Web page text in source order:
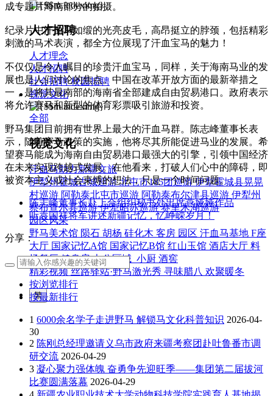
人才招聘
人才理念
人才招聘
社会招聘 校园招聘
视觉文化
全部
视觉文化
汗血马助力新疆文旅
伊犁州霍城古城巡游 北屯市185团巡游 伊犁霍城县晃晃
村巡游 阿勒泰北屯市巡游 阿勒泰布尔津县巡游 伊犁州
察布查尔县巡游 伊犁昭苏巡游 赛里木湖巡游
园区风采
野马美术馆 陨石 胡杨 硅化木 客房 园区 汗血马基地 F座
大厅 国家记忆A馆 国家记忆B馆 红山玉馆 酒店大厅 料
场餐厅 健身房 办公区域 小厨 酒窖
精彩视频 丝路驿站·野马激光秀 寻味腊八 欢聚暖冬
繁
成专题片海南部分的拍摄。
纪录片中汗血马如缎的光亮皮毛，高昂挺立的脖颈，包括精彩
刺激的马术表演，都全方位展现了汗血宝马的魅力！
不仅仅是令人瞩目的珍贵汗血宝马，同样，关于海南马业的发
展也是人们讨论的焦点。中国在改革开放方面的最新举措之
一，是将其最南部的海南省全部建成自由贸易港口。政府表示
将允许赛马和新型的体育彩票吸引旅游和投资。
野马集团目前拥有世界上最大的汗血马群。陈志峰董事长表
示，随着赛马政策的实施，他将尽其所能促进马业的发展。希
望赛马能成为海南自由贸易港口最强大的引擎，引领中国经济
在未来实现跨越式发展。在他看来，打破人们心中的障碍，即
被资本主义或社会束缚的想法，只是一个时间问题。
陈志峰董事长赴上合组织秘书处出席燕娅娅作品
听袁国祥将军讲述新疆记忆，忆峥嵘岁月！
分享：
按浏览排行
按最新排行
1 6000余名学子走进野马 解锁马文化科普知识 2026-04-
30
2 陈刚总经理邀请义乌市政府来疆考察团赴吐鲁番市调
研交流 2026-04-29
3 凝心聚力强体魄 奋勇争先迎旺季——集团第二届拔河
比赛圆满落幕 2026-04-29